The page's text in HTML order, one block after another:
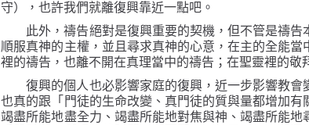
守），也許我們就離復興靠近一點吧。
此外，禱告絕對是復興重要的契機，但不管是禱
順服真神的主權，並且尋求真神的心意，在主的全能
裡的禱告，也離不開在真理當中的禱告；在聖靈裡的
復興的個人也必影響家庭的復興，近一步影響教
也真的跟「門徒的生命改變、真門徒的質與量都增加
竭盡所能地盡全力、竭盡所能地對焦與神、竭盡所能